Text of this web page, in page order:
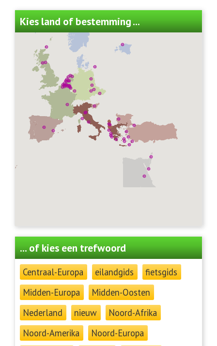
Kies land of bestemming ...
... of kies een trefwoord
Centraal-Europa eilandgids
fietsgids
Midden-Europa
Midden-Oosten
Nederland
nieuw
Noord-Afrika
Noord-Amerika
Noord-Europa